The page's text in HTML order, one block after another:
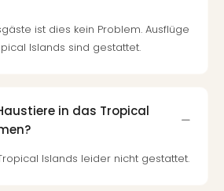
ist dies kein Problem. Ausflüge
Islands sind gestattet.
in das Tropical
Islands leider nicht gestattet.